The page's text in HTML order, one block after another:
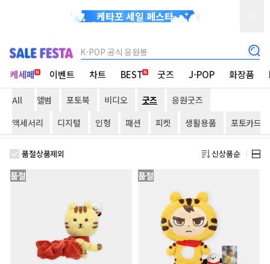
케타포 세일 페스타
K-POP 공식 응원봉
케세페 이벤트 차트 BEST 굿즈 J-POP 화장품
All 앨범 포토북 비디오 굿즈
응원굿즈
액세서리
디지털 인형 패션 피켓 생활용품 포토카드/
품절상품제외 신상품순
품절 품절